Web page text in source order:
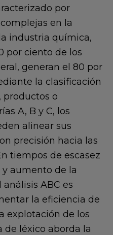
por
en la
industria química,
por ciento de los
generan el 80 por
la clasificación
productos o
A, B y C, los
alinear sus
precisión hacia las
tiempos de escasez
aumento de la
ABC es
la eficiencia de
explotación de los
de léxico aborda la